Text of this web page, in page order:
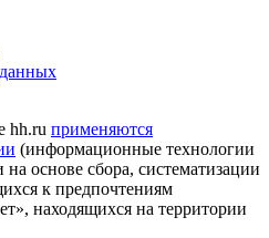
hh.ru применяются
(информационные технологии
основе сбора, систематизации
к предпочтениям
находящихся на территории